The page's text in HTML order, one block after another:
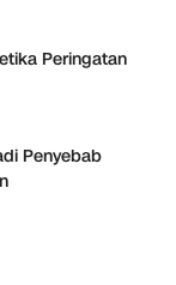
Peringatan
Penyebab